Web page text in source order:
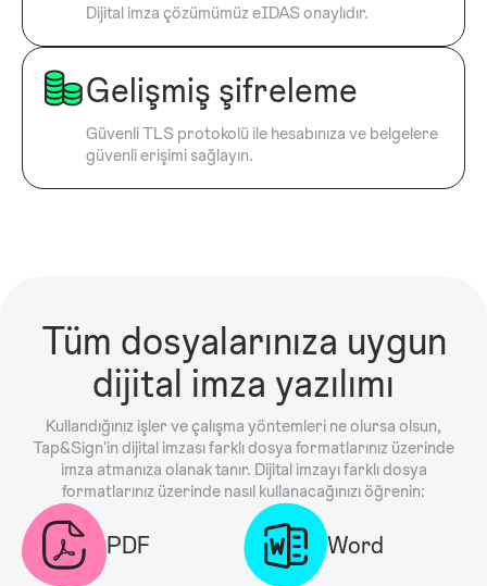
Dijital imza çözümümüz eIDAS onaylıdır.
Gelişmiş şifreleme
Güvenli TLS protokolü ile hesabınıza ve belgelere
güvenli erişimi sağlayın.
Tüm dosyalarınıza uygun
dijital imza yazılımı
Kullandığınız işler ve çalışma yöntemleri ne olursa olsun,
Tap&Sign'in dijital imzası farklı dosya formatlarınız üzerinde
imza atmanıza olanak tanır. Dijital imzayı farklı dosya
formatlarınız üzerinde nasıl kullanacağınızı öğrenin:
PDF Word